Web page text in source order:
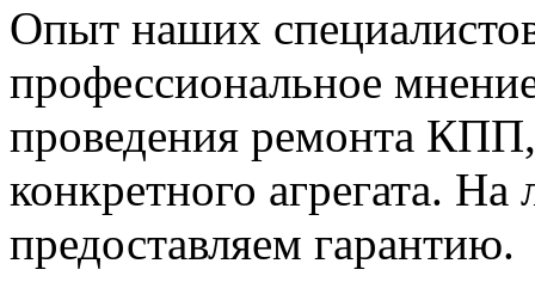
Опыт наших
профессиональное
проведения ремонта
конкретного агрегата.
предоставляем гарантию.